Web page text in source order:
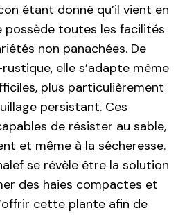
étant donné qu’il vient en
possède toutes les facilités
non panachées. De
elle s’adapte même
plus particulièrement
persistant. Ces
de résister au sable,
et même à la sécheresse.
se révèle être la solution
des haies compactes et
cette plante afin de